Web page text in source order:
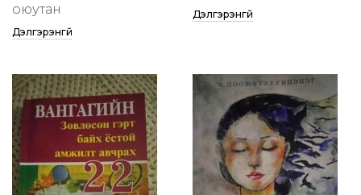
оюутан
Дэлгэрэнгүй
Дэлгэрэнгүй